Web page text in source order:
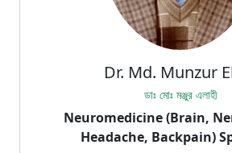
Dr. Md. Munzur
ডাঃ মোঃ মঞ্জুর এলাহী
Neuromedicine (Brain,
Headache, Backpain)